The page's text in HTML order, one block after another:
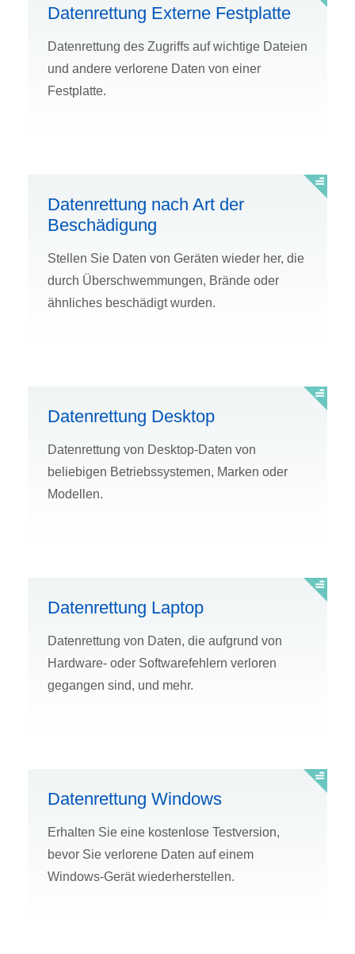
Datenrettung Externe Festplatte
Datenrettung des Zugriffs auf wichtige Dateien
und andere verlorene Daten von einer
Festplatte.
Datenrettung nach Art der
Beschädigung
Stellen Sie Daten von Geräten wieder her, die
durch Überschwemmungen, Brände oder
ähnliches beschädigt wurden.
Datenrettung Desktop
Datenrettung von Desktop-Daten von
beliebigen Betriebssystemen, Marken oder
Modellen.
Datenrettung Laptop
Datenrettung von Daten, die aufgrund von
Hardware- oder Softwarefehlern verloren
gegangen sind, und mehr.
Datenrettung Windows
Erhalten Sie eine kostenlose Testversion,
bevor Sie verlorene Daten auf einem
Windows-Gerät wiederherstellen.